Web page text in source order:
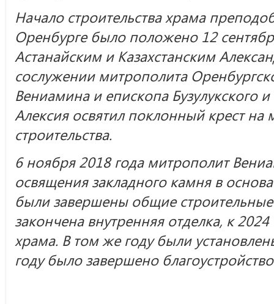
Начало строительства храма
Оренбурге было положено 12
Астанайским и Казахстанским
сослужении митрополита
Вениамина и епископа Бузулукского
Алексия освятил поклонный крест на
строительства.
6 ноября 2018 года митрополит
освящения закладного камня в
были завершены общие
закончена внутренняя отделка, к
храма. В том же году были
году было завершено